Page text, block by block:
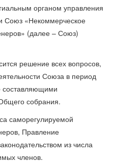
органом управления
Союз «Некоммерческое
(далее – Союз)
решение всех вопросов,
Союза в период
собрания.
саморегулируемой
Правление
из числа
членов.